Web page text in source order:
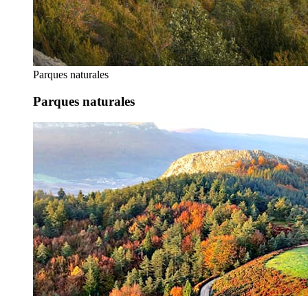
Parques naturales
Parques naturales